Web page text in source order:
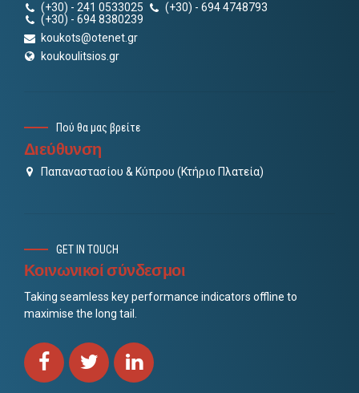
(+30) - 241 0533025
(+30) - 694 4748793
(+30) - 694 8380239
koukots@otenet.gr
koukoulitsios.gr
Πού θα μας βρείτε
Διεύθυνση
Παπαναστασίου & Κύπρου (Κτήριο Πλατεία)
GET IN TOUCH
Κοινωνικοί σύνδεσμοι
Taking seamless key performance indicators offline to
maximise the long tail.